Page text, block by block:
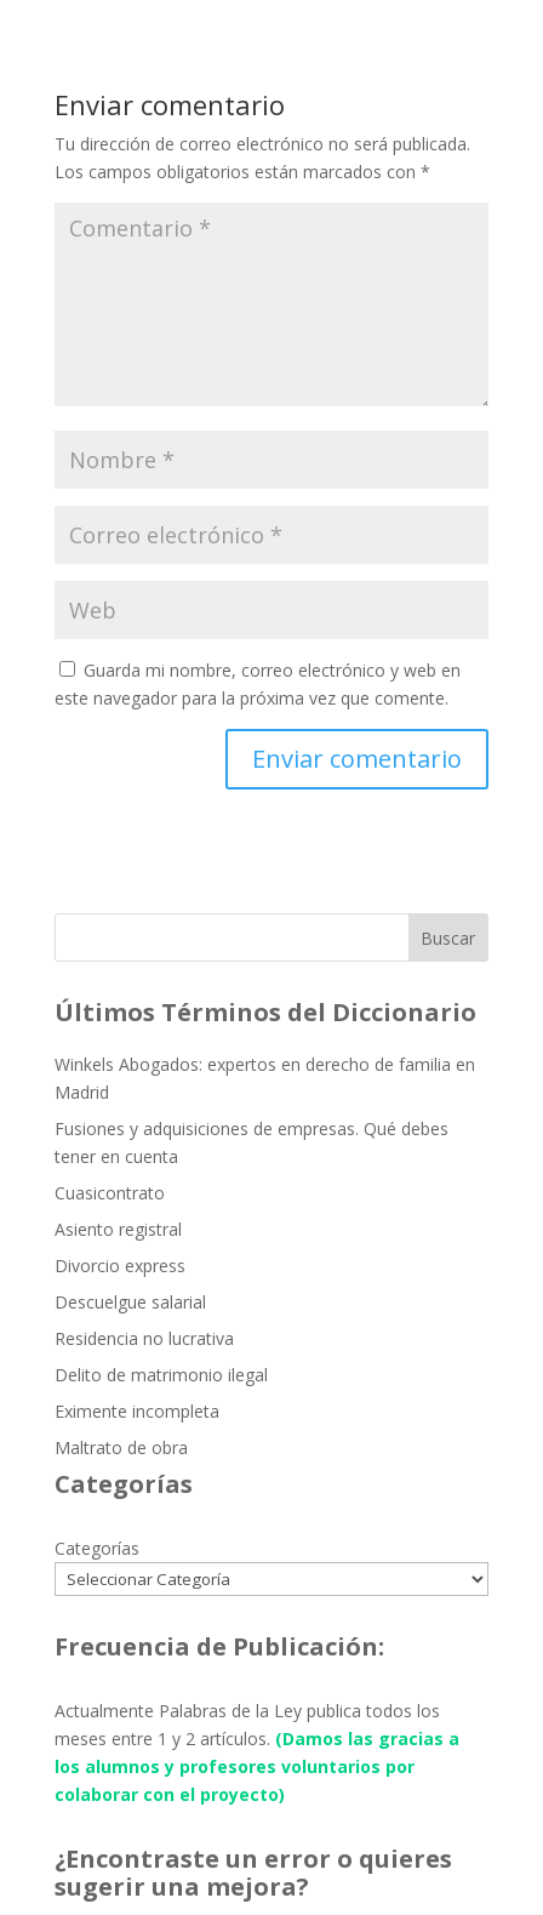
Enviar comentario
Tu dirección de correo electrónico no será publicada.
Los campos obligatorios están marcados con *
Guarda mi nombre, correo electrónico y web en
este navegador para la próxima vez que comente.
Buscar
Últimos Términos del Diccionario
Winkels Abogados: expertos en derecho de familia en
Madrid
Fusiones y adquisiciones de empresas. Qué debes
tener en cuenta
Cuasicontrato
Asiento registral
Divorcio express
Descuelgue salarial
Residencia no lucrativa
Delito de matrimonio ilegal
Eximente incompleta
Maltrato de obra
Categorías
Categorías
Frecuencia de Publicación:
Actualmente Palabras de la Ley publica todos los
meses entre 1 y 2 artículos. (Damos las gracias a
los alumnos y profesores voluntarios por
colaborar con el proyecto)
¿Encontraste un error o quieres
sugerir una mejora?